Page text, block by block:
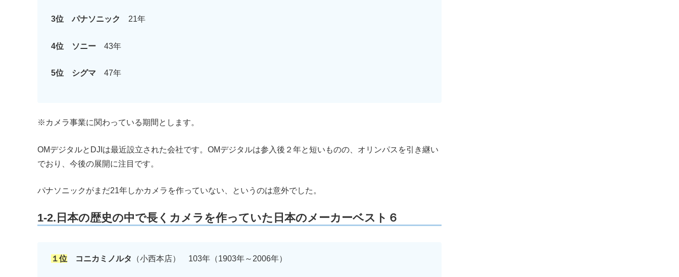
3位 パナソニック 21年
4位 ソニー 43年
5位 シグマ 47年
※カメラ事業に関わっている期間とします。
OMデジタルとDJIは最近設立された会社です。OMデジタルは参入後２年と短いものの、オリンパスを引き継い
でおり、今後の展開に注目です。
パナソニックがまだ21年しかカメラを作っていない、というのは意外でした。
1-2.日本の歴史の中で長くカメラを作っていた日本のメーカーベスト６
１位 コニカミノルタ （小西本店） 103年（1903年～2006年）